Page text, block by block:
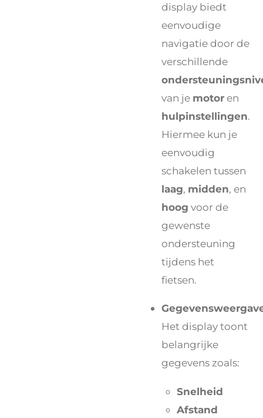
display biedt
eenvoudige
navigatie door de
verschillende
van je motoren
hulpinstellingen.
Hiermee kun je
eenvoudig
schakelen tussen
laag, midden, en
hoog voor de
gewenste
ondersteuning
tijdens het
fietsen.
Het display toont
belangrijke
gegevens zoals:
Snelheid
Afstand